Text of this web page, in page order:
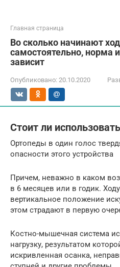
Главная страница
Во сколько начинают
самостоятельно, норма
зависит
Опубликовано: 20.10.2020
Стоит ли
Ортопеды в один голос
опасности этого устройства
Причем, неважно в каком
в 6 месяцев или в годик.
вертикальное положение
этом страдают в первую
Костно-мышечная система
нагрузку, результатом
искривленная осанка,